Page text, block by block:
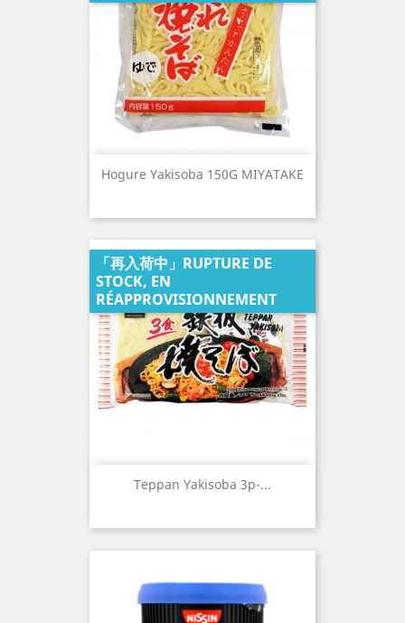
Hogure Yakisoba 150G MIYATAKE
Teppan Yakisoba 3p-...
「再入荷中」RUPTURE DE
STOCK, EN
RÉAPPROVISIONNEMENT